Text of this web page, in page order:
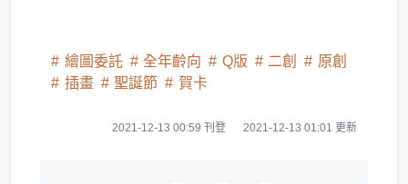
繪圖委託 全年齡向 Q版 二創
原創
插畫
聖誕節 賀卡
2021-12-13 00:59 刊登 2021-12-13 01:01 更新